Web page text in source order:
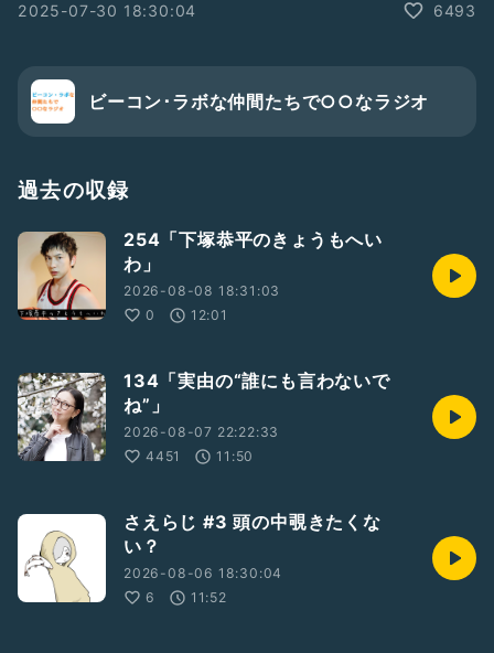
https://instagram.com/higashi_takumi.310
－－－－－－－－
#beaconlab
#東拓海#水曜更新
#出演情報
#華〜熟練の素人
#8月6日〜11日
#12人の怒れヌ日本人
#9月3日〜9月7日
2025-07-30 18:30:04
6493
ビーコン･ラボな仲間たちで○○なラジオ
過去の収録
254「下塚恭平のきょうもへい
わ」
2026-08-08 18:31:03
0
12:01
134「実由の“誰にも言わないで
ね”」
2026-08-07 22:22:33
4451
11:50
さえらじ #3 頭の中覗きたくな
い？
2026-08-06 18:30:04
6
11:52